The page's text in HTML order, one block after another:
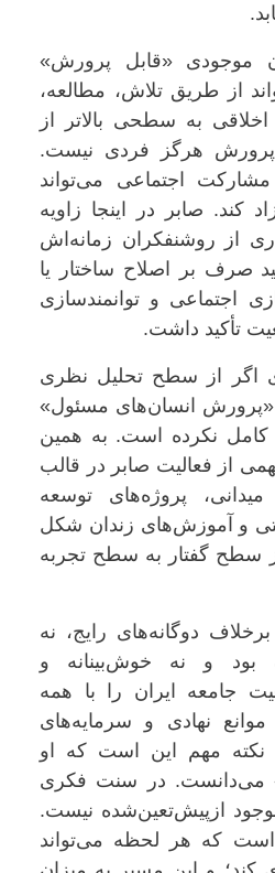
موجودی «قابل پرورش»
طریق تلاش، مطالعه،
به سطحی بالاتر از
هرگز فردی نیست.
اجتماعی می‌تواند
صابر در اینجا زاویه
از روشنفکران زمانه‌اش
بر اصلاح ساختار یا
و توانمندسازی
تأکید داشت.
از سطح تحلیل نظری
انسان‌های مسئول»
نکرده است. به همین
فعالیت صابر در قالب
پروژه‌های توسعه
و آموزش‌های زندان شکل
گفتار به سطح تجربه
دوگانه‌های رایج، نه
بود و نه خوش‌بینانه و
جامعه ایران را با همه
نهادی و سرمایه‌های
مهم این است که او
می‌دانست. در سنت فکری
ازپیش‌تعین‌شده نیست.
که هر لحظه می‌تواند